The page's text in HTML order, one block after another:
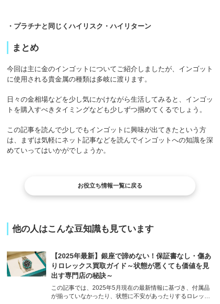
・プラチナと同じくハイリスク・ハイリターン
まとめ
今回は主に金のインゴットについてご紹介しましたが、インゴット
に使用される貴金属の種類は多岐に渡ります。
日々の金相場などを少し気にかけながら生活してみると、インゴッ
トを購入すべきタイミングなども少しずつ掴めてくるでしょう。
この記事を読んで少しでもインゴットに興味が出てきたという方
は、まずは気軽にネット記事などを読んでインゴットへの知識を深
めていってはいかがでしょうか。
お役立ち情報一覧に戻る
他の人はこんな豆知識も見ています
【2025年最新】銀座で諦めない！保証書なし・傷あ
りロレックス買取ガイド～状態が悪くても価値を見
出す専門店の秘訣～
この記事では、2025年5月現在の最新情報に基づき、付属品
が揃っていなかったり、状態に不安があったりするロレック